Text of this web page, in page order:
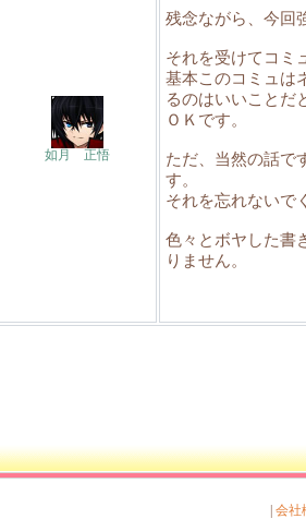
如月 正悟
残念ながら、今回
それを受けてコミ
基本このコミュは
るのはいいことだ
ＯＫです。
ただ、当然の話で
す。
それを忘れないで
色々とボヤした書
りません。
会社